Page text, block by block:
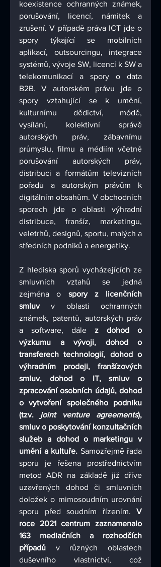
koexistence ochranných známek,
porušování, licencí, námitek a
zrušení. V případě práva ICT jde o
spory týkající se mobilních
aplikací, outsourcingu, integrace
systémů, vývoje SW, licencí k SW a
telekomunikací a spory o data
B2B. V autorském právu jde o
spory vztahující se k umění,
kulturnímu dědictví, módě,
vysílání, kolektivní správě
autorských práv, zábavnímu
průmyslu, filmu a médiím včetně
porušování autorských práv,
distribuci a formátům televizních
pořadů a autorským právům k
digitálním obsahům. V obchodních
sporech jde o oblasti výhradní
distribuce, franšíz, marketingu,
veletrhů, designů, sportu, malých a
středních podniků a energetiky.
Z hlediska sporů vycházejících ze
smluvních vztahů se jedná
zejména o spory z licenčních
smluv v oblasti ochranných
známek, patentů, autorských práv
a software, dále z dohod o
výzkumu a vývoji, dohod o
transferech technologií, dohod o
výhradním prodeji, franšízových
smluv, dohod o IT, smluv o
zpracování osobních údajů, dohod
o vytvoření společného podniku
(tzv. joint venture agreements),
smluv o poskytování konzultačních
služeb a dohod o marketingu v
umění a kultuře. Samozřejmě řada
sporů je řešena prostřednictvím
metod ADR na základě již dříve
uzavřených dohod či smluvních
doložek o mimosoudním urovnání
sporu před soudním řízením. V
roce 2021 centrum zaznamenalo
163 mediačních a rozhodčích
případů v různých oblastech
duševního vlastnictví, což